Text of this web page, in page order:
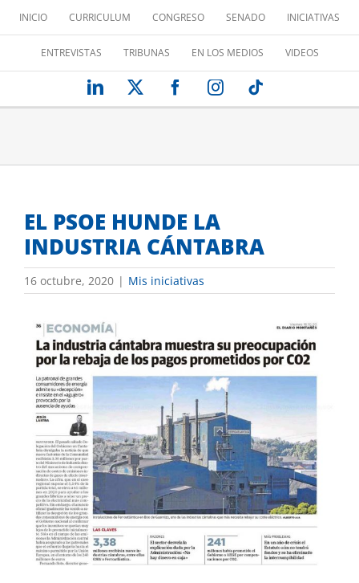
contenido
INICIO CURRICULUM CONGRESO SENADO INICIATIVAS
ENTREVISTAS TRIBUNAS EN LOS MEDIOS VIDEOS
LinkedIn FacebookInstagram
EL PSOE HUNDE LA
INDUSTRIA CÁNTABRA
16 octubre, 2020 | Mis iniciativas
Ver
imagen
más
grande